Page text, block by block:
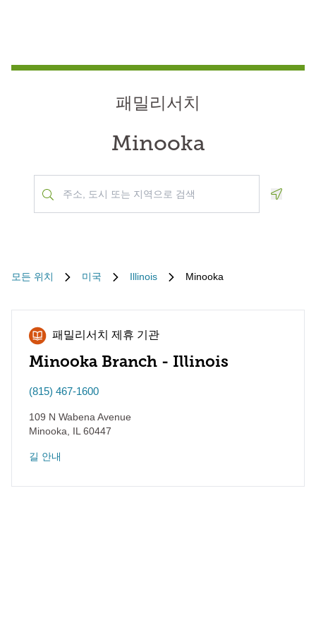
패밀리서치
Minooka
모든 위치 미국 Illinois Minooka
패밀리서치 제휴 기관
Minooka Branch - Illinois
(815) 467-1600
109 N Wabena Avenue
Minooka
IL 60447
길 안내